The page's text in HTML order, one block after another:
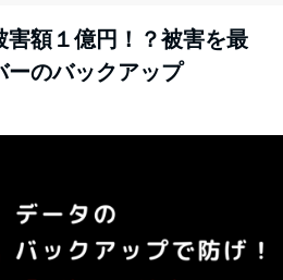
害額１億円！？被害を最
ーのバックアップ